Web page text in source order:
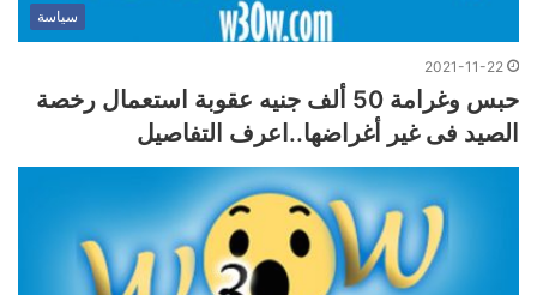
سياسة
2021-11-22
حبس وغرامة 50 ألف جنيه عقوبة استعمال رخصة
الصيد فى غير أغراضها..اعرف التفاصيل